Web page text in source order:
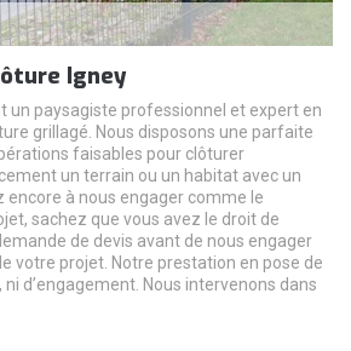
Igney
un paysagiste professionnel et expert en
grillagé. Nous disposons une parfaite
faisables pour clôturer
un terrain ou un habitat avec un
encore à nous engager comme le
sachez que vous avez le droit de
de devis avant de nous engager
votre projet. Notre prestation en pose de
ni d’engagement. Nous intervenons dans